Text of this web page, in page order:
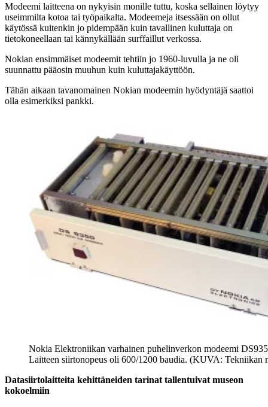
Modeemi laitteena on nykyisin monille tuttu, koska sellainen löytyy
useimmilta kotoa tai työpaikalta. Modeemeja itsessään on ollut
käytössä kuitenkin jo pidempään kuin tavallinen kuluttaja on
tietokoneellaan tai kännykällään surffaillut verkossa.
Nokian ensimmäiset modeemit tehtiin jo 1960-luvulla ja ne oli
suunnattu pääosin muuhun kuin kuluttajakäyttöön.
Tähän aikaan tavanomainen Nokian modeemin hyödyntäjä saattoi
olla esimerkiksi pankki.
Nokia Elektroniikan varhainen puhelinverkon modeemi
Laitteen siirtonopeus oli 600/1200 baudia. (KUVA: Tekniikan
Datasiirtolaitteita kehittäneiden tarinat tallentuivat museon
kokoelmiin